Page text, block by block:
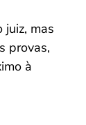
mas
provas,
à